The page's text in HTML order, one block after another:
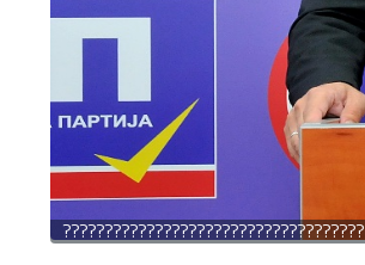
????????????????????????????????????